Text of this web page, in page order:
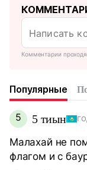
Комментарии
Популярные
5 5 тиын
Малахай не
флагом и с